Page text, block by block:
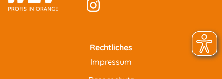
Rechtliches
Impressum